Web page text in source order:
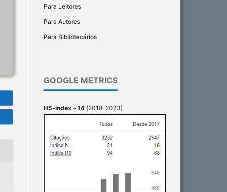
Para Leitores
Para Autores
Para Bibliotecários
GOOGLE METRICS
H5-index – 14 (2018-2023)